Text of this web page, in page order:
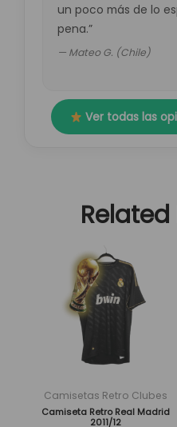
un poco más de lo
pena.”
— Mateo G. (Chile)
Ver todas las
Camisetas Retro Clubes
Camiseta Retro Real Madrid
2011/12
El
precio
original
era:
89,95 €.
producto
tiene
múltiples
variantes.
opciones
se
pueden